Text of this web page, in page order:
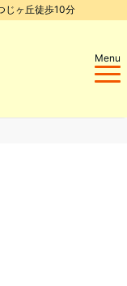
じヶ丘徒歩10分
Menu